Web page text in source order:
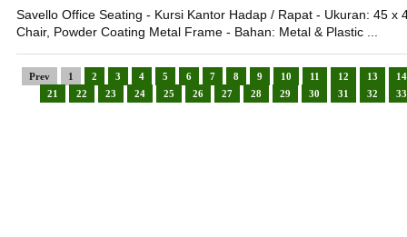
Savello Office Seating - Kursi Kantor Hadap / Rapat - Ukuran: 45 x
Chair, Powder Coating Metal Frame - Bahan: Metal & Plastic ...
Prev 1 2 3 4 5 6 7 8 9 10 11 12 13
14
21
22 23 24 25 26 27 28 29 30 31 32 33